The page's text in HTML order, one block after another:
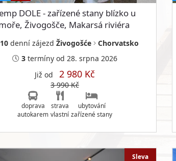
DOLE - zařízené stany blízko u
Živogošče, Makarsá riviéra
10 denní zájezd Živogošće
Chorvatsko
3 termíny od 28. srpna 2026
Již od 2 980 Kč
3 990 Kč
doprava
autokarem
strava
vlastní
ubytování
zařízené stany
Sleva